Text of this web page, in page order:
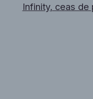
Infinity, ceas de